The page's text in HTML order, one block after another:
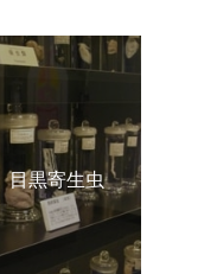
黒寄生虫